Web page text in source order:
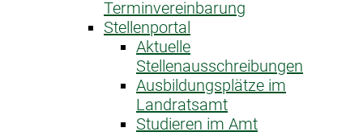
Terminvereinbarung
Stellenportal
Aktuelle
Stellenausschreibungen
Ausbildungsplätze im
Landratsamt
Studieren im Amt